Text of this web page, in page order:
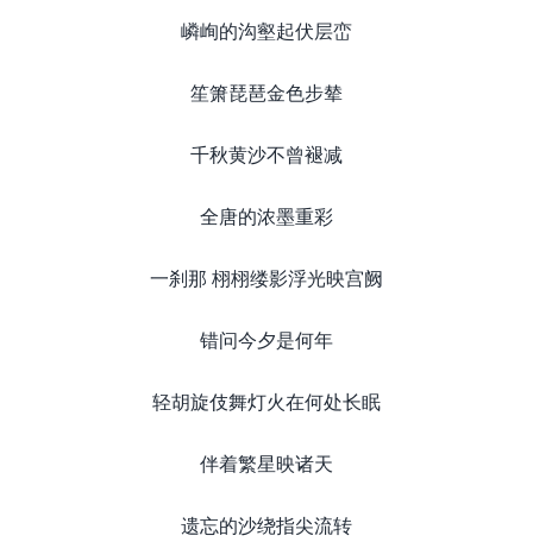
嶙峋的沟壑起伏层峦
笙箫琵琶金色步辇
千秋黄沙不曾褪减
全唐的浓墨重彩
一刹那 栩栩缕影浮光映宫阙
错问今夕是何年
轻胡旋伎舞灯火在何处长眠
伴着繁星映诸天
遗忘的沙绕指尖流转